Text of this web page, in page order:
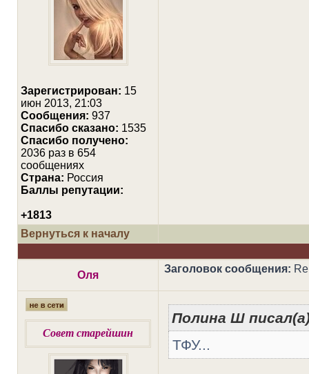
Зарегистрирован: 15
июн 2013, 21:03
Сообщения: 937
Cпасибо сказано: 1535
Спасибо получено:
2036 раз в 654
сообщениях
Страна: Россия
Баллы репутации:
+1813
Вернуться к началу
Оля
Заголовок сообщения:
Совет старейшин
Полина Ш
ТФУ...